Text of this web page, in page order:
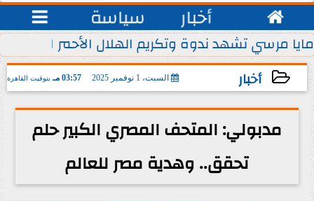
 أخبار سياسة 
يوليو من كل عام
مايا مرسي تشهد ندوة وتكريم الهلال الأحمر
أخبار السبت، 1 نوفمبر 2025 03:57 مـ بتوقيت القاهرة
2025-11-01 15:57:37
مدبولي: المتحف المصري الكبير حلم
تحقق.. وهدية مصر للعالم